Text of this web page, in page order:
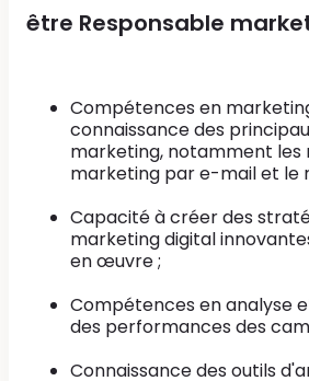
être Responsable
Compétences en
connaissance des
marketing, notamment les
marketing par e-mail et le
Capacité à créer des
marketing digital
en œuvre ;
Compétences en analyse
des performances des
Connaissance des outils